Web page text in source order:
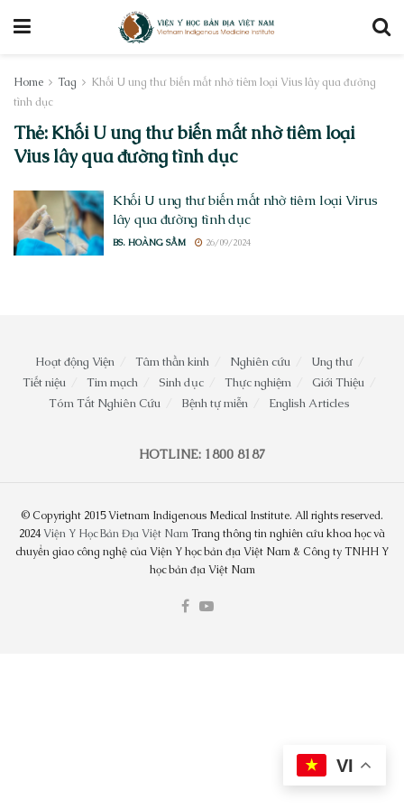
Home Tag
Khối U ung thư biến mất nhờ tiêm loại Vius lây qua đường
tình dục
Thẻ:Khối U ung thư biến mất nhờ tiêm loại
Vius lây qua đường tình dục
Khối U ung thư biến mất nhờ tiêm loại Virus
lây qua đường tình dục
BS. HOÀNG SẦM 26/09/2024
Hoạt động Viện Tâm thần kinh Nghiên cứu
Ung thư
Tiết niệu
Tim mạch Sinh dục Thực nghiệm
Giới Thiệu
Tóm Tắt Nghiên Cứu
Bệnh tự miễn English Articles
HOTLINE: 1800 8187
© Copyright 2015 Vietnam Indigenous Medical Institute. All rights reserved.
2024Viện Y Học Bản Địa Việt NamTrang thông tin nghiên cứu khoa học và
chuyển giao công nghệ của Viện Y học bản địa Việt Nam & Công ty TNHH Y
học bản địa Việt Nam
VI